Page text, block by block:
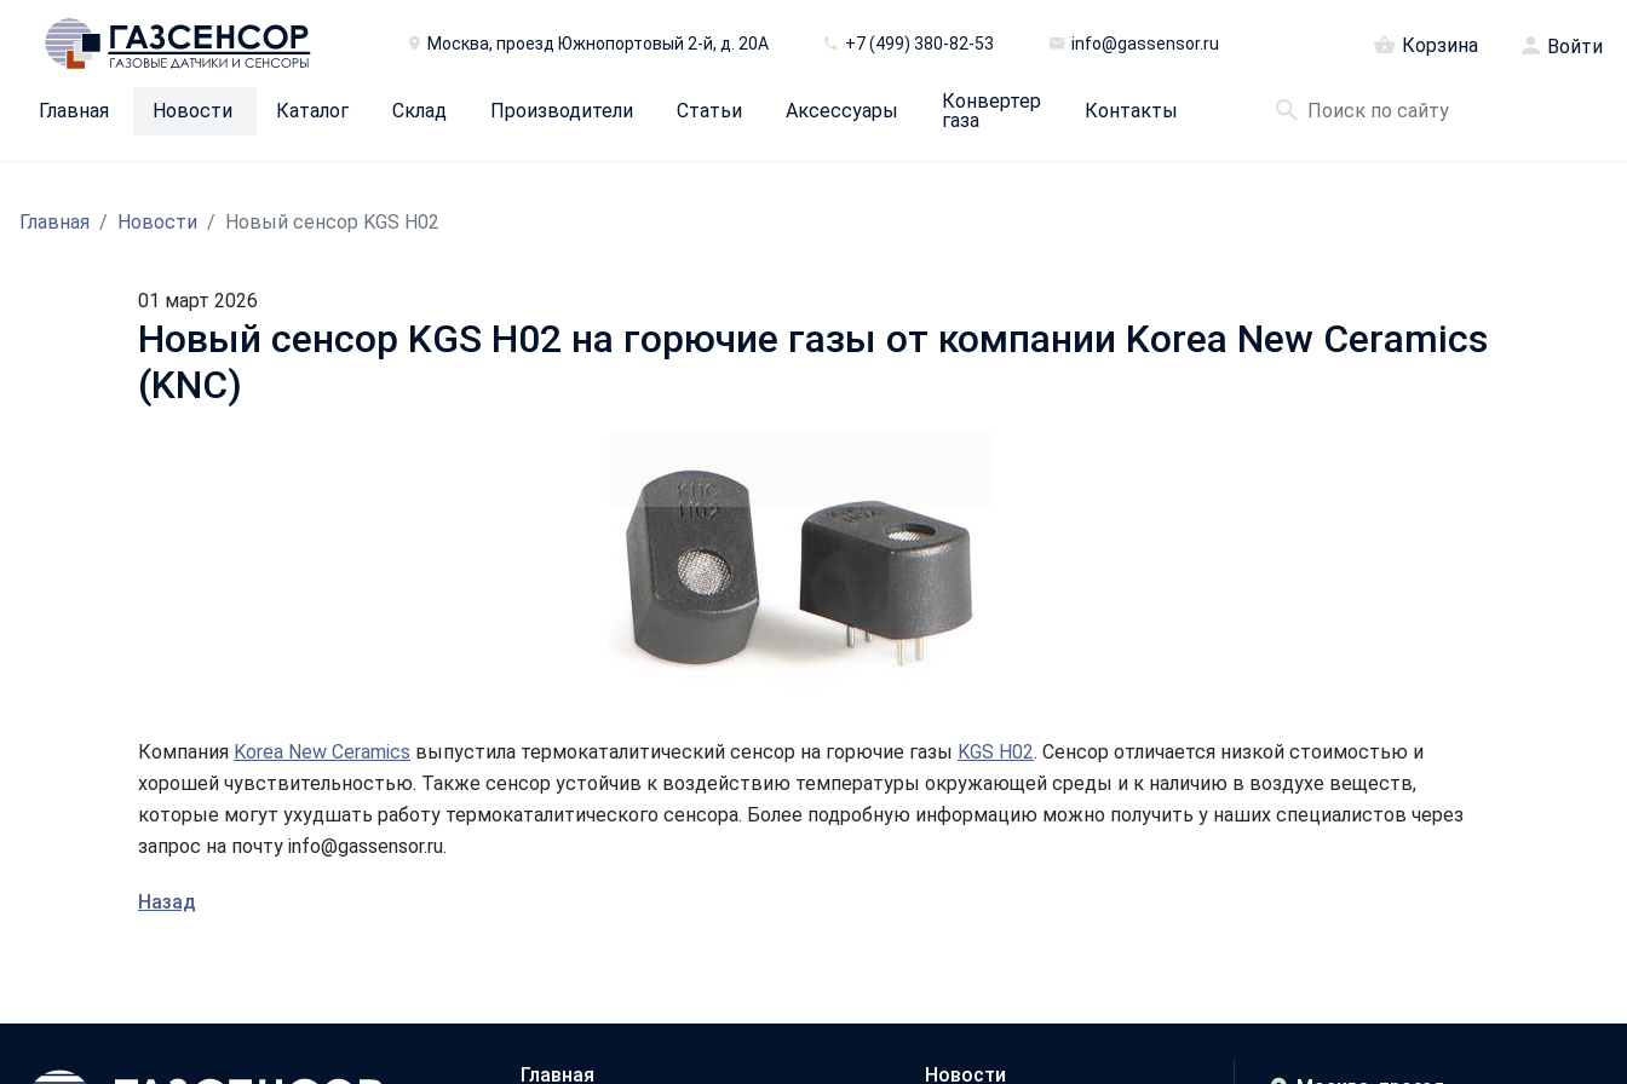
Москва, проезд Южнопортовый 2-й, д. 20А +7 (499) 380-82-53 info@gassensor.ru Корзина Войти
Главная Новости Каталог Склад Производители Статьи Аксессуары
Конвертер
газа
Контакты
Главная Новости Новый сенсор KGS H02
01 март 2026
Новый сенсор KGS H02 на горючие газы от компании Korea New Ceramics
(KNC)
Компания Korea New Ceramics выпустила термокаталитический сенсор на горючие газы KGS H02. Сенсор отличается низкой стоимостью и
хорошей чувствительностью. Также сенсор устойчив к воздействию температуры окружающей среды и к наличию в воздухе веществ,
которые могут ухудшать работу термокаталитического сенсора. Более подробную информацию можно получить у наших специалистов через
запрос на почту info@gassensor.ru.
Назад
Главная Новости